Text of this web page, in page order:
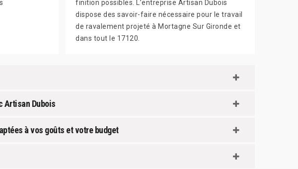
finition possibles. L’entreprise Artisan Dubois
dispose des savoir-faire nécessaire pour le travail
de ravalement projeté à Mortagne Sur Gironde et
dans tout le 17120.
Artisan Dubois
à vos goûts et votre budget